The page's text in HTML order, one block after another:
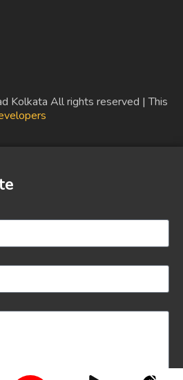
Kolkata All rights reserved | This